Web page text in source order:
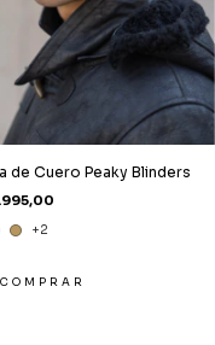
de Cuero Peaky Blinders
+2
COMPRAR